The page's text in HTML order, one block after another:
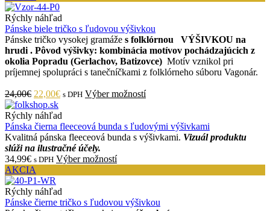
Rýchly náhľad
Pánske biele tričko s ľudovou výšivkou
Pánske tričko vysokej gramáže s folklórnou VÝŠIVKOU na
hrudi . Pôvod výšivky: kombinácia motívov pochádzajúcich z
okolia Popradu (Gerlachov, Batizovce) Motív vznikol pri
príjemnej spolupráci s tanečníčkami z folklórneho súboru Vagonár.
24,00€ 22,00€ s DPH Výber možností
Rýchly náhľad
Pánska čierna fleeceová bunda s ľudovými výšivkami
Kvalitná pánska fleeceová bunda s výšivkami. Vizuál produktu
slúži na ilustračné účely.
34,99€ s DPH Výber možností
AKCIA
Rýchly náhľad
Pánske čierne tričko s ľudovou výšivkou